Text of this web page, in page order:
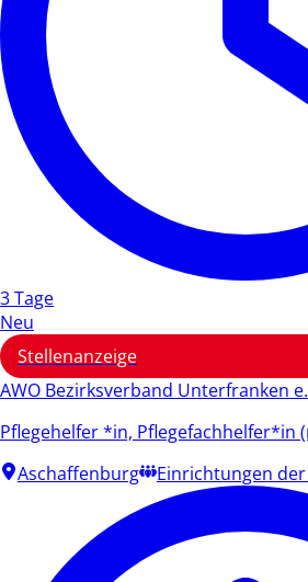
3 Tage
Neu
Stellenanzeige
AWO Bezirksverband Unterfranken
Pflegehelfer *in, Pflegefachhelfer*in
Aschaffenburg
Einrichtungen